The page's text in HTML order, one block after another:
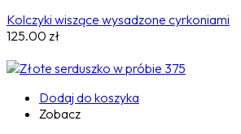
Kolczyki wiszące wysadzone cyrkoniami
125.00 zł
Dodaj do koszyka
Zobacz